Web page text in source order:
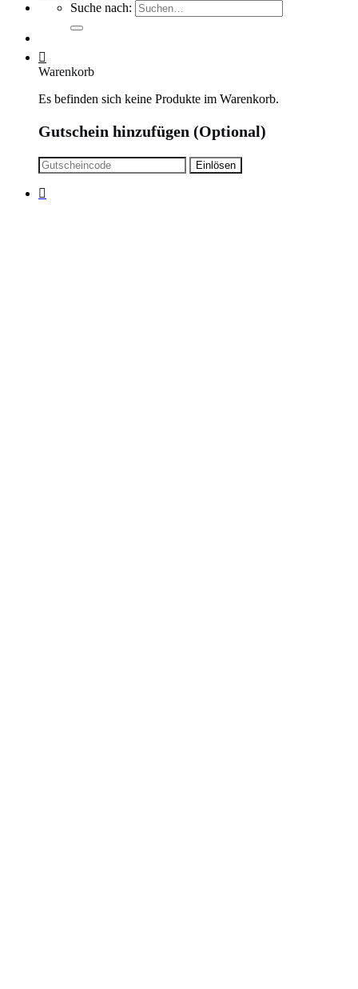
Suche nach:
Warenkorb
Es befinden sich keine Produkte im Warenkorb.
Gutschein hinzufügen (Optional)